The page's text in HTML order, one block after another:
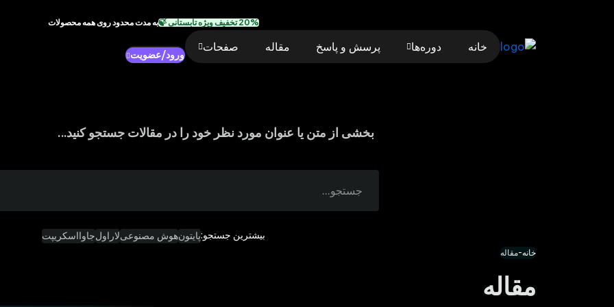
20% تخفیف ویژه تابستانی 🍃 به مدت محدود روی همه محصولات
خانه دوره‌ها پرسش و پاسخ مقاله صفحات
ورود/عضویت
بخشی از متن یا عنوان مورد نظر خود را در مقالات جستجو کنید...
بیشترین جستجو:پایتونهوش مصنوعیلاراولجاوااسکریپت
خانه-مقاله
مقاله